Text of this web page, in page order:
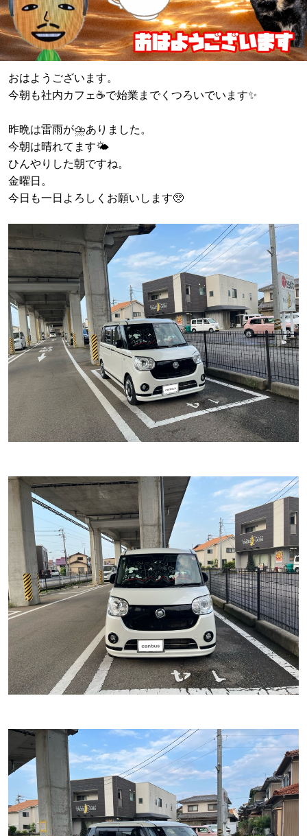
おはようございます。
今朝も社内カフェ☕️で始業までくつろいでいます✨
昨晩は雷雨が⛈️ありました。
今朝は晴れてます🌤️
ひんやりした朝ですね。
金曜日。
今日も一日よろしくお願いします🥺